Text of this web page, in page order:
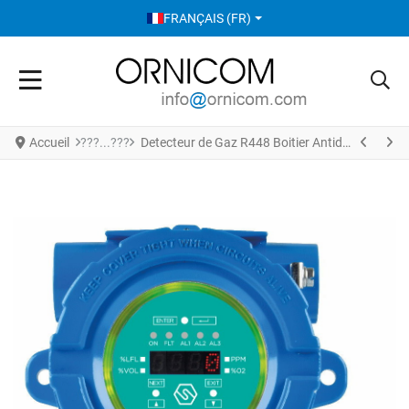
SÉLECTIONNEZ VOTRE LANGUE
FRANÇAIS (FR)
Accueil Detecteur de Gaz R448 Boitier Antideflagrant S3957R448